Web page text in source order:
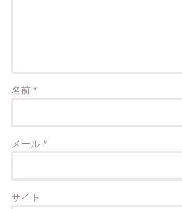
名前*
メール*
サイト